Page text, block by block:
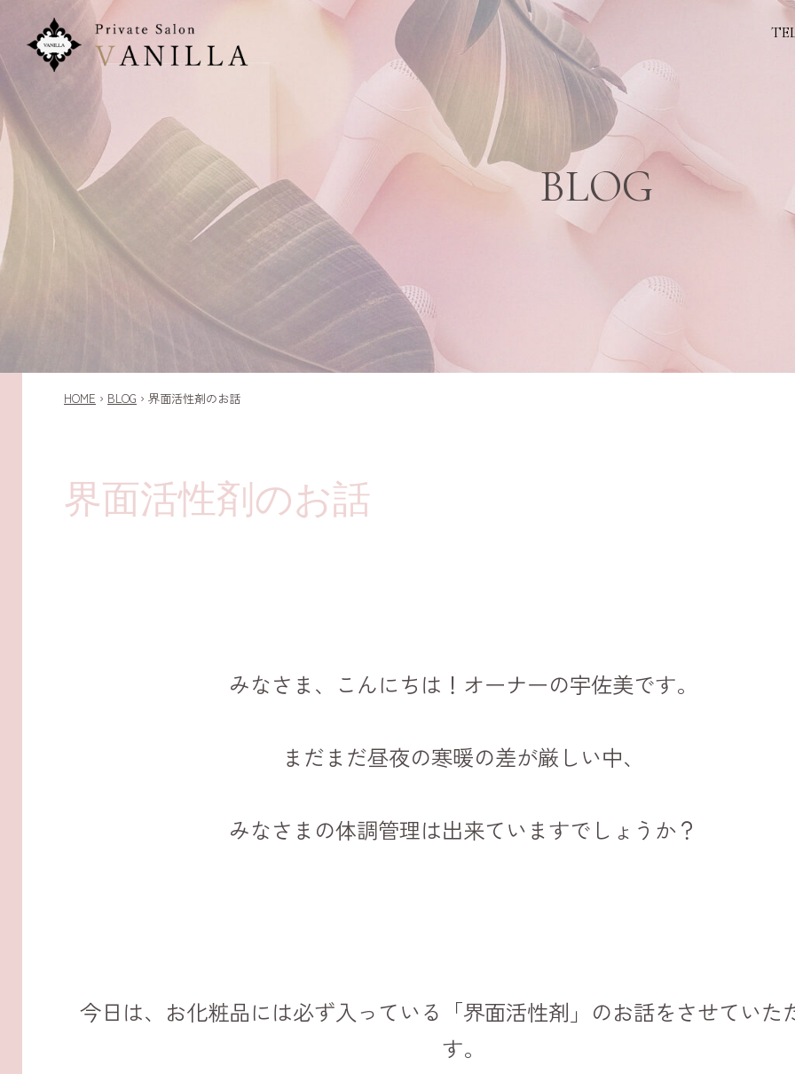
BLOG
HOME › BLOG › 界面活性剤のお話
界面活性剤のお話
みなさま、こんにちは！オーナーの宇佐美です。
まだまだ昼夜の寒暖の差が厳しい中、
みなさまの体調管理は出来ていますでしょうか？
今日は、お化粧品には必ず入っている「界面活性剤」のお話をさせていた
す。